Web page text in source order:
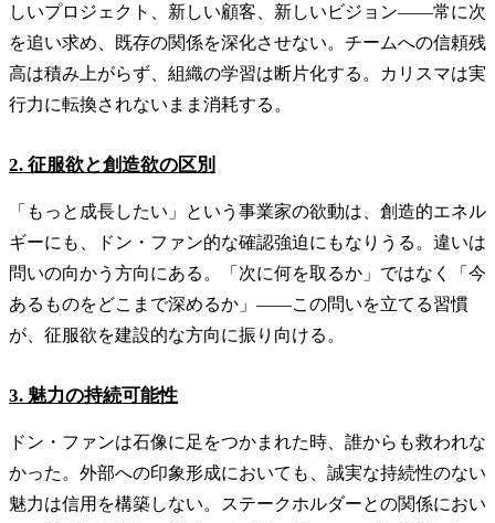
しいプロジェクト、新しい顧客、新しいビジョン——常に次
を追い求め、既存の関係を深化させない。チームへの信頼残
高は積み上がらず、組織の学習は断片化する。カリスマは実
行力に転換されないまま消耗する。
2. 征服欲と創造欲の区別
「もっと成長したい」という事業家の欲動は、創造的エネル
ギーにも、ドン・ファン的な確認強迫にもなりうる。違いは
問いの向かう方向にある。「次に何を取るか」ではなく「今
あるものをどこまで深めるか」——この問いを立てる習慣
が、征服欲を建設的な方向に振り向ける。
3. 魅力の持続可能性
ドン・ファンは石像に足をつかまれた時、誰からも救われな
かった。外部への印象形成においても、誠実な持続性のない
魅力は信用を構築しない。ステークホルダーとの関係におい